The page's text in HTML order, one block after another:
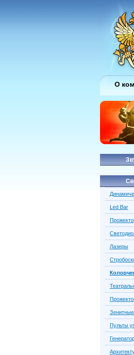
Led Bar
Лазеры
Пульты
О